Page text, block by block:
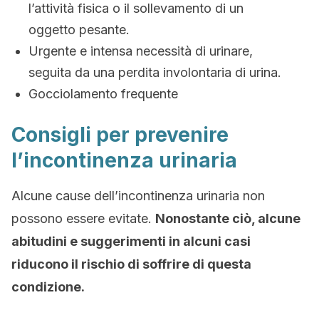
l’attività fisica o il sollevamento di un
oggetto pesante.
Urgente e intensa necessità di urinare,
seguita da una perdita involontaria di urina.
Gocciolamento frequente
Consigli per prevenire
l’incontinenza urinaria
Alcune cause dell’incontinenza urinaria non
possono essere evitate. Nonostante ciò, alcune
abitudini e suggerimenti in alcuni casi
riducono il rischio di soffrire di questa
condizione.